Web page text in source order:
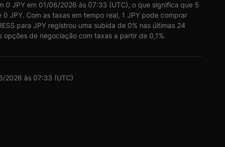
0 JPY em 01/06/2026 às 07:33 (UTC), o que significa que 5
0 JPY. Com as taxas em tempo real, 1 JPY pode comprar
para JPY registrou uma subida de 0% nas últimas 24
opções de negociação com taxas a partir de 0,1%.
2026 às 07:33 (UTC)